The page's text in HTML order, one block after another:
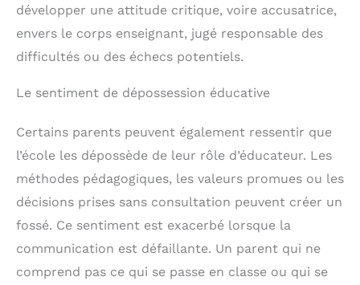
développer une attitude critique, voire accusatrice,
envers le corps enseignant, jugé responsable des
difficultés ou des échecs potentiels.
Le sentiment de dépossession éducative
Certains parents peuvent également ressentir que
l’école les dépossède de leur rôle d’éducateur. Les
méthodes pédagogiques, les valeurs promues ou les
décisions prises sans consultation peuvent créer un
fossé. Ce sentiment est exacerbé lorsque la
communication est défaillante. Un parent qui ne
comprend pas ce qui se passe en classe ou qui se